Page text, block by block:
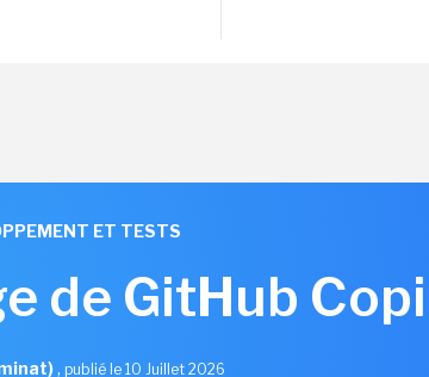
ET TESTS
de GitHub
, publié le 10 Juillet 2026